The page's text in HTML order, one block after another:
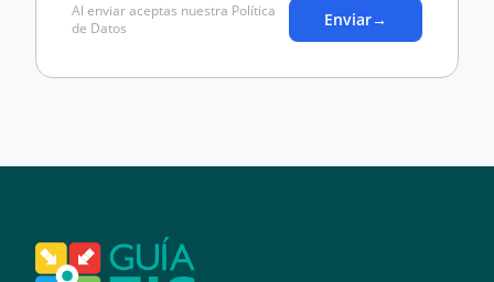
Al enviar aceptas nuestra Política
de Datos
Enviar→